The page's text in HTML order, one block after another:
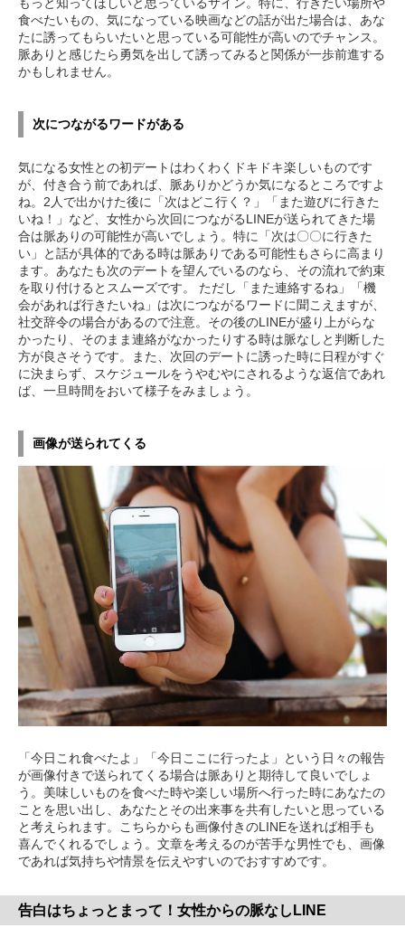
もっと知ってほしいと思っているサイン。特に、行きたい場所や
食べたいもの、気になっている映画などの話が出た場合は、あな
たに誘ってもらいたいと思っている可能性が高いのでチャンス。
脈ありと感じたら勇気を出して誘ってみると関係が一歩前進する
かもしれません。
次につながるワードがある
気になる女性との初デートはわくわくドキドキ楽しいものです
が、付き合う前であれば、脈ありかどうか気になるところですよ
ね。2人で出かけた後に「次はどこ行く？」「また遊びに行きた
いね！」など、女性から次回につながるLINEが送られてきた場
合は脈ありの可能性が高いでしょう。特に「次は〇〇に行きた
い」と話が具体的である時は脈ありである可能性もさらに高まり
ます。あなたも次のデートを望んでいるのなら、その流れで約束
を取り付けるとスムーズです。 ただし「また連絡するね」「機
会があれば行きたいね」は次につながるワードに聞こえますが、
社交辞令の場合があるので注意。その後のLINEが盛り上がらな
かったり、そのまま連絡がなかったりする時は脈なしと判断した
方が良さそうです。また、次回のデートに誘った時に日程がすぐ
に決まらず、スケジュールをうやむやにされるような返信であれ
ば、一旦時間をおいて様子をみましょう。
画像が送られてくる
「今日これ食べたよ」「今日ここに行ったよ」という日々の報告
が画像付きで送られてくる場合は脈ありと期待して良いでしょ
う。美味しいものを食べた時や楽しい場所へ行った時にあなたの
ことを思い出し、あなたとその出来事を共有したいと思っている
と考えられます。こちらからも画像付きのLINEを送れば相手も
喜んでくれるでしょう。文章を考えるのが苦手な男性でも、画像
であれば気持ちや情景を伝えやすいのでおすすめです。
告白はちょっとまって！女性からの脈なしLINE